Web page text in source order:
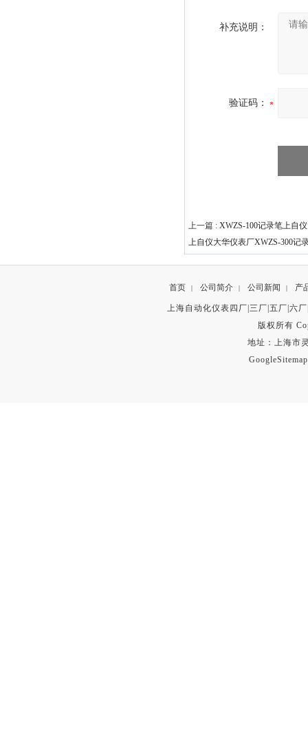
补充说明：
验证码：
上一篇 : XWZS-100记录笔上自
上自仪大华仪表厂XWZS-300记
首页 | 公司简介 | 公司新闻 | 产
上海自动化仪表四厂|三厂|五厂|六
版权所有
地址：上海市
GoogleSitemap